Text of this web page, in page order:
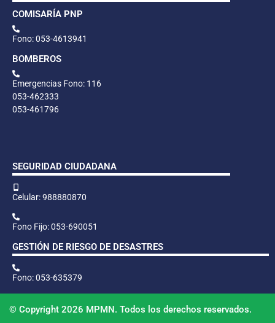
COMISARÍA PNP
Fono: 053-4613941
BOMBEROS
Emergencias Fono: 116
053-462333
053-461796
SEGURIDAD CIUDADANA
Celular: 988880870
Fono Fijo: 053-690051
GESTIÓN DE RIESGO DE DESASTRES
Fono: 053-635379
© Copyright 2026 MPMN. Todos los derechos reservados.